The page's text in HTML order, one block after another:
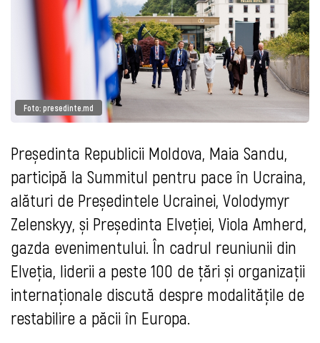
Foto: presedinte.md
Președinta Republicii Moldova, Maia Sandu,
participă la Summitul pentru pace în Ucraina,
alături de Președintele Ucrainei, Volodymyr
Zelenskyy, și Președinta Elveției, Viola Amherd,
gazda evenimentului. În cadrul reuniunii din
Elveția, liderii a peste 100 de țări și organizații
internaționale discută despre modalitățile de
restabilire a păcii în Europa.